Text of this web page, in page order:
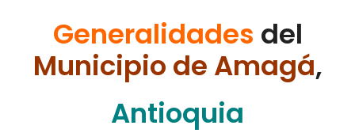
Generalidades del
Municipio de Amagá,
Antioquia